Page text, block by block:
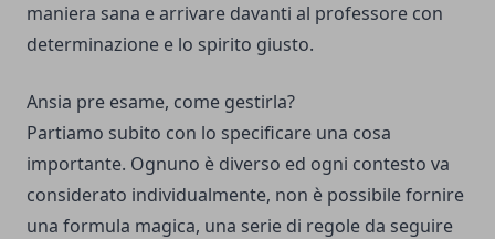
maniera sana e arrivare davanti al professore con
determinazione e lo spirito giusto.
Ansia pre esame, come gestirla?
Partiamo subito con lo specificare una cosa
importante. Ognuno è diverso ed ogni contesto va
considerato individualmente, non è possibile fornire
una formula magica, una serie di regole da seguire